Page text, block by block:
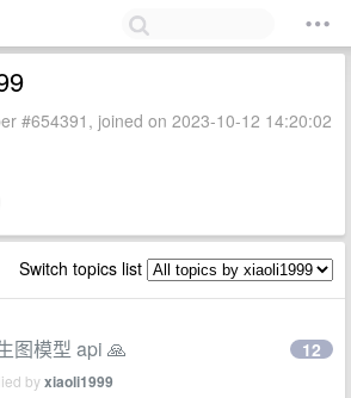
#654391, joined on 2023-10-12 14:20:02
Switch topics list
图模型 api 🙏
byxiaoli1999
12